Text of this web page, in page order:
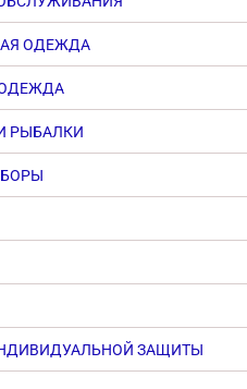
ОДЕЖДА
РЫБАЛКИ
ЗАЩИТЫ